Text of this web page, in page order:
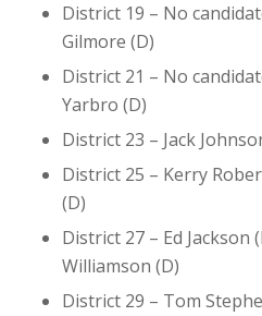
District 19 – No
Gilmore (D)
District 21 – No
Yarbro (D)
District 23 – Jack
District 25 – Kerry
(D)
District 27 – Ed Jackson
Williamson (D)
District 29 – Tom